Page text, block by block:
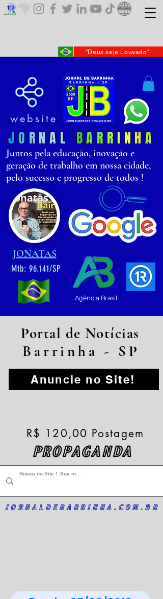
"Deus seja Louvado"
website
JO RNAL BARRI NHA
Juntos pela educação, inovação e
geração de trabalho em nossa cidade,
pelo sucesso e progresso de todos !
JONATAS
Mtb: 96.141/SP
Agência Brasil
Anuncie no Site!
PROPAGANDA
R$ 120,00 Postagem
JORNALDEBARRINHA.COM.BR
Barrinha - SP
Portal de Notícias